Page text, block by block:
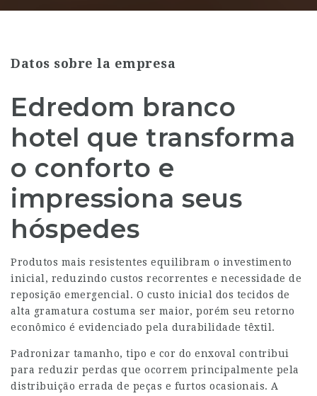
Datos sobre la empresa
Edredom branco
hotel que transforma
o conforto e
impressiona seus
hóspedes
Produtos mais resistentes equilibram o investimento
inicial, reduzindo custos recorrentes e necessidade de
reposição emergencial. O custo inicial dos tecidos de
alta gramatura costuma ser maior, porém seu retorno
econômico é evidenciado pela durabilidade têxtil.
Padronizar tamanho, tipo e cor do enxoval contribui
para reduzir perdas que ocorrem principalmente pela
distribuição errada de peças e furtos ocasionais. A